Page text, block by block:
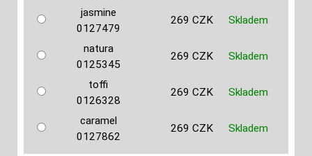
jasmine
0127479
269 CZK Skladem
natura
0125345
269 CZK Skladem
toffi
0126328
269 CZK Skladem
caramel
0127862
269 CZK Skladem